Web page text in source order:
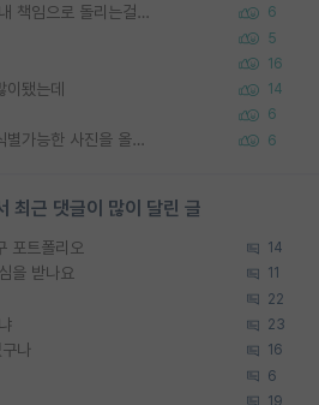
왜 후배가 못하는걸 교수님은 내 책임으로 돌리는걸까요? 6
5
16
됐는데 14
6
정보보안 연구하는 입장에선 식별가능한 사진을 올리는건 비추이긴함 6
최근 댓글이 많이 달린 글
포트폴리오 14
을 받나요 11
22
23
나 16
6
19